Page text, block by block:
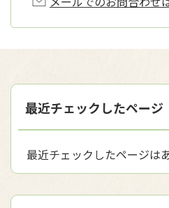
最近チェックしたページ
最近チェックしたページは